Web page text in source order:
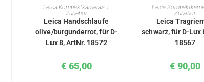
IN DEN WARENKORB
Leica Kompaktkameras +
Zubehör
Leica Handschlaufe
olive/burgunderrot, für D-
Lux 8, ArtNr. 18572
€ 65,00
IN DEN
Leica
Zubehör
Leica
schwarz, für D-Lux
18567
€ 90,00